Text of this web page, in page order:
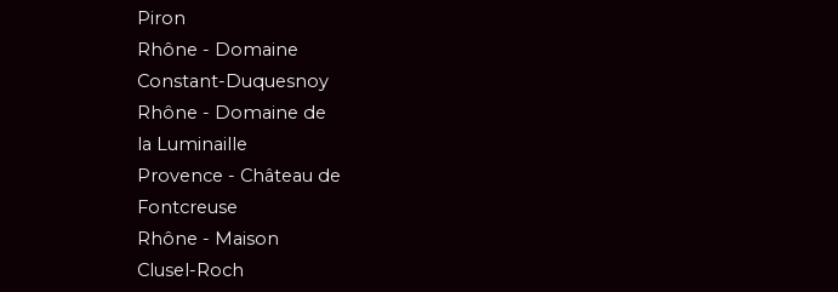
Piron
Rhône - Domaine
Constant-Duquesnoy
Rhône - Domaine de
la Luminaille
Provence - Château de
Fontcreuse
Rhône - Maison
Clusel-Roch